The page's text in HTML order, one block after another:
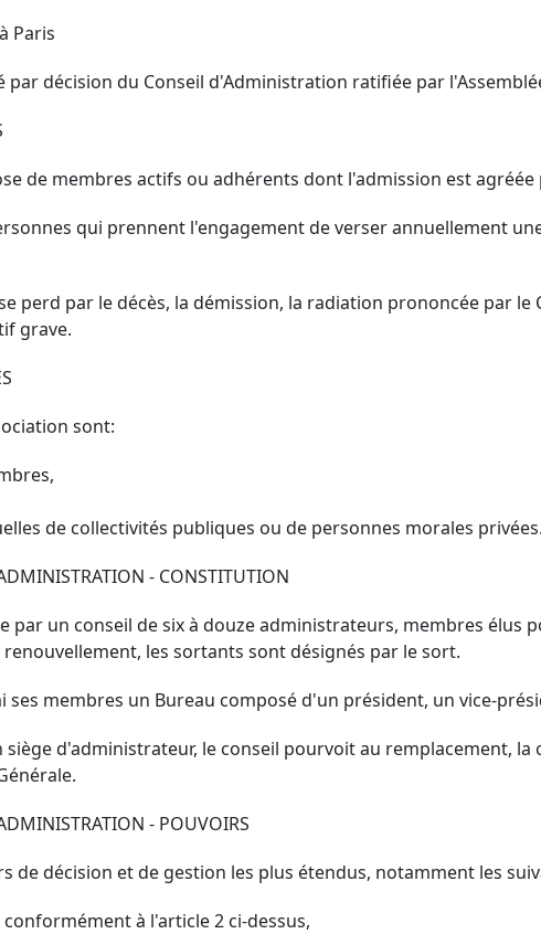
Paris
décision du Conseil d'Administration ratifiée par
de membres actifs ou adhérents dont l'admission est
qui prennent l'engagement de verser annuellement
perd par le décès, la démission, la radiation prononcée par
grave.
sont:
de collectivités publiques ou de personnes morales privées.
- CONSTITUTION
par un conseil de six à douze administrateurs, membres élus
les sortants sont désignés par le sort.
ses membres un Bureau composé d'un président, un vice-
siège d'administrateur, le conseil pourvoit au remplacement,
- POUVOIRS
de décision et de gestion les plus étendus, notamment les
à l'article 2 ci-dessus,